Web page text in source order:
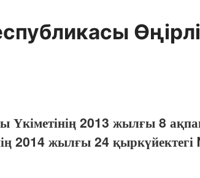
Үкіметінің 2013 жылғы 8
2014 жылғы 24